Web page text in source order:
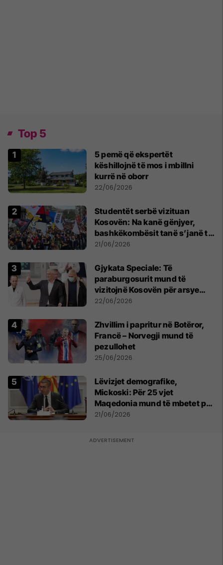
Top 5
5 pemë që ekspertët
këshillojnë të mos i mbillni
kurrë në oborr
22/06/2026
Studentët serbë vizituan
Kosovën: Na kanë gënjyer,
bashkëkombësit tanë s’janë të
shtypur
21/06/2026
​Gjykata Speciale: Të
paraburgosurit mund të
vizitojnë Kosovën për arsye
humanitare
22/06/2026
Zhvillim i papritur në Botëror,
Francë – Norvegji mund të
pezullohet
25/06/2026
Lëvizjet demografike,
Mickoski: Për 25 vjet
Maqedonia mund të mbetet pa
150 mijë deri në 250 mijë
21/06/2026